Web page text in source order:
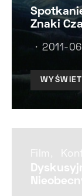
Znaki
2011-
Film